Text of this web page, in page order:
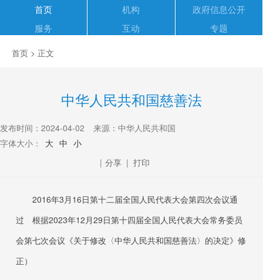
首页 机构
政府信息公开
服务
互动 专题
首页 > 正文
中华人民共和国慈善法
发布时间：2024-04-02
来源：中华人民共和国
字体大小：
大 中 小
| 分享 | 打印
2016年3月16日第十二届全国人民代表大会第四次会议通
过 根据2023年12月29日第十四届全国人民代表大会常务委员
会第七次会议《关于修改〈中华人民共和国慈善法〉的决定》修
正）